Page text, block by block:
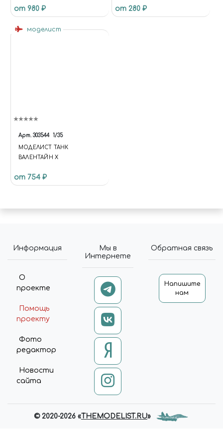
МОДЕЛИЗМА. ДОСТАВКА ПО
"HTTPS://VK.COM/MIRACLEW
M/MIRACLEWORLD74" ] }
(FUNCTION (JQUERY, API) { VAR
DATA; VAR RUN; VAR UPDATE;
DATA = {}; DATA.BASKET = [];
FUNCTION { $('[DATA-BASKET-
ID]').ATTR('DATA-BASKET-STATE',
ID]').ATTR('DATA-COMPARE-
STATE', 'NONE');
FUNCTION (INDEX, ITEM) {
+ ']').ATTR('DATA-BASKET-STATE',
ITEM.DELAY ? 'DELAYED' :
от 980 ₽ от 280 ₽
моделист
Арт. 303544 1/35
МОДЕЛИСТ ТАНК
ВАЛЕНТАЙН X
от 754 ₽
Информация
О
проекте
Помощь
проекту
Фото
редактор
Новости
сайта
Мы в
Интернете
Обратная связь
Напишите
нам
© 2020-2026 «THEMODELIST.RU»